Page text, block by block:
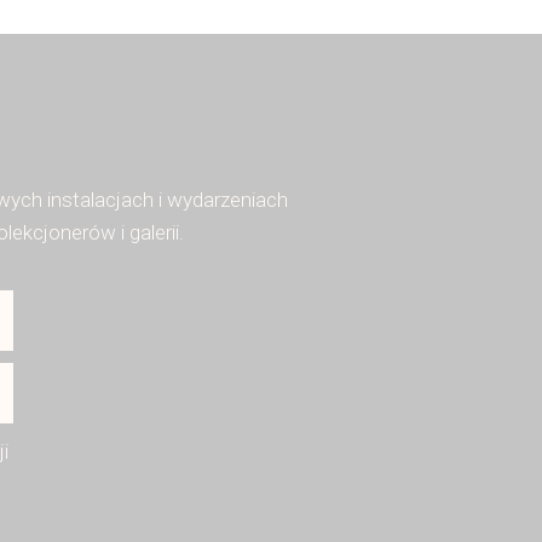
instalacjach i wydarzeniach
i galerii.